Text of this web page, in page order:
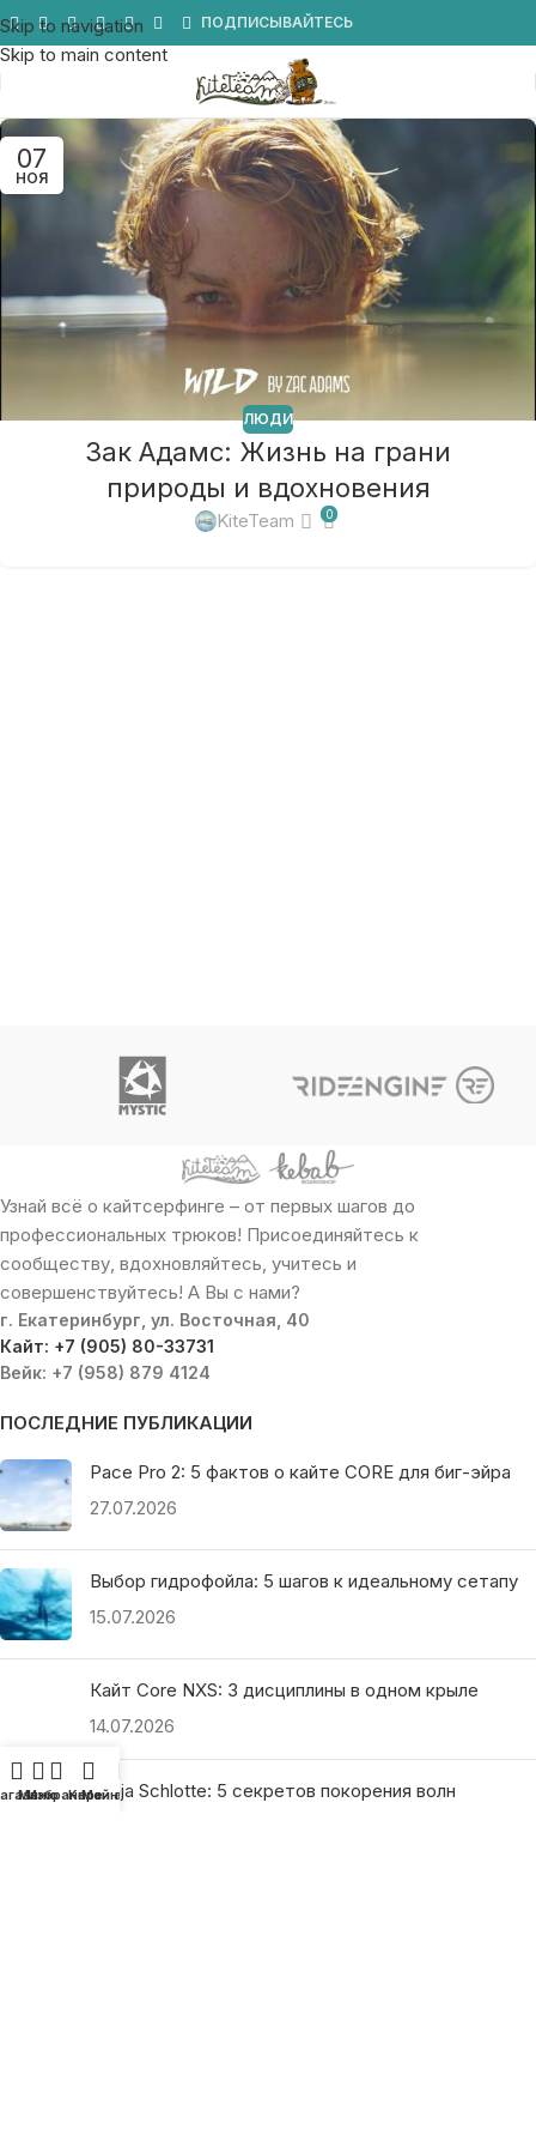
Skip to navigation
Skip to main content
ПОДПИСЫВАЙТЕСЬ
07
НОЯ
ЛЮДИ
Зак Адамс: Жизнь на грани
природы и вдохновения
KiteTeam 0
Узнай всё о кайтсерфинге – от первых шагов до
профессиональных трюков! Присоединяйтесь к
сообществу, вдохновляйтесь, учитесь и
совершенствуйтесь! А Вы с нами?
г. Екатеринбург, ул. Восточная, 40
Кайт: +7 (905) 80-33731
Вейк: +7 (958) 879 4124
ПОСЛЕДНИЕ ПУБЛИКАЦИИ
Pace Pro 2: 5 фактов о кайте CORE для биг-эйра
27.07.2026
Выбор гидрофойла: 5 шагов к идеальному сетапу
15.07.2026
Кайт Core NXS: 3 дисциплины в одном крыле
14.07.2026
Ranja Schlotte: 5 секретов покорения волн
Меню
Избранное
Корзина
Мой аккаунт